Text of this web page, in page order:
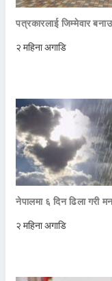
पत्रकारलाई जिम्मेवार
२ महिना अगाडि
नेपालमा ६ दिन ढिला गरी
२ महिना अगाडि